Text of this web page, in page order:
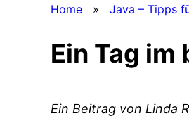
Home » Java – Tipps
Ein Tag
Ein Beitrag von Linda